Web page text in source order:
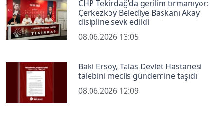
CHP Tekirdağ’da gerilim tırmanıyor:
Çerkezköy Belediye Başkanı Akay
disipline sevk edildi
08.06.2026 13:05
Baki Ersoy, Talas Devlet Hastanesi
talebini meclis gündemine taşıdı
08.06.2026 12:09